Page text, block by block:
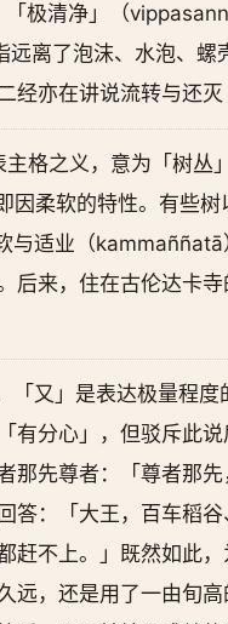
极清净」（
离了泡沫、水泡、螺
经亦在讲说流转与还
格之义，意为「树丛
柔软的特性。有些树
适业（kammaññatā
后来，住在古伦达卡寺
又」是表达极量程度
有分心」，但驳斥此
那先尊者：「尊者那
答：「大王，百车稻
赶不上。」既然如此
远，还是用了一由旬